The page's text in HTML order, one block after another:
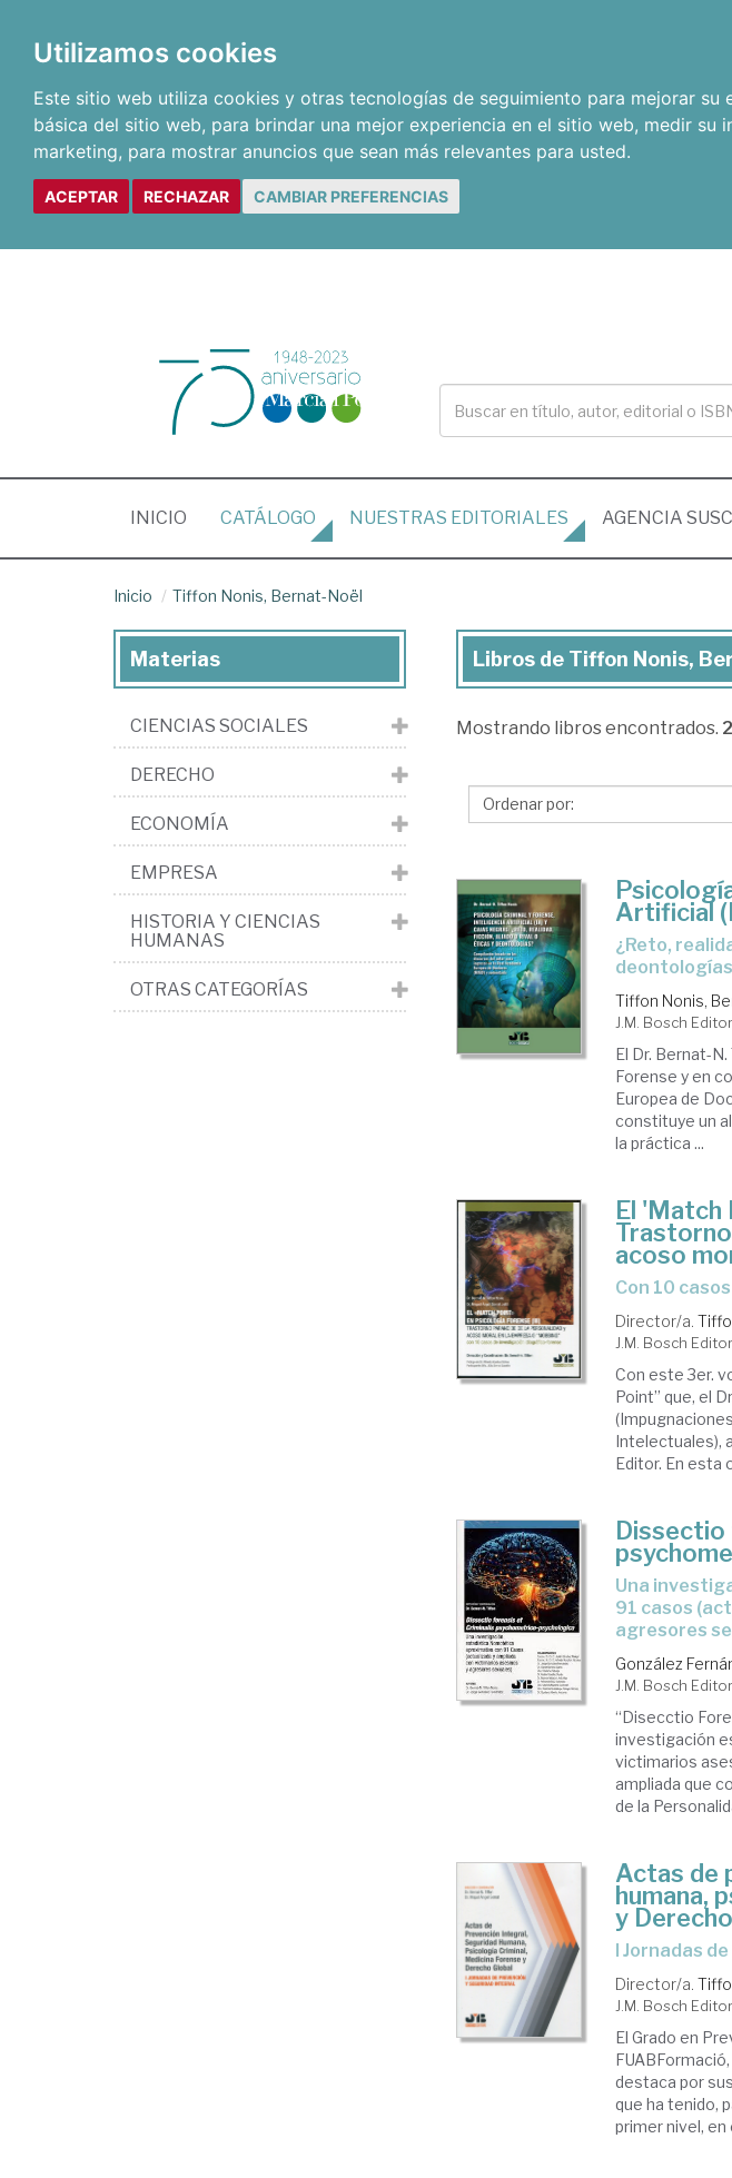
Utilizamos cookies
Este sitio web utiliza cookies y otras tecnologías de seguimiento para mejorar su
básica del sitio web, para brindar una mejor experiencia en el sitio web, medir su
marketing, para mostrar anuncios que sean más relevantes para usted.
ACEPTAR RECHAZAR CAMBIAR PREFERENCIAS
INICIO (CURRENT)
CATÁLOGO NUESTRAS EDITORIALES AGENCIA
Inicio Tiffon Nonis, Bernat-Noël
Libros
Tiffon
Bernat-
Libros de Tiffon Nonis,
Mostrando libros encontrados. 2
Artificial
¿Reto, realidad, ficción, aliado o rival o éticas y
Tiffon Nonis,
J.M. Bosch
El Dr. Bernat-
Forense y en
Europea de
constituye un
la práctica ...
El 'Match
acoso
Con 10
Director/a.
J.M. Bosch
Con este 3er.
Point” que, el
Intelectuales),
Editor. En esta
Dissectio
Una investigación estadística Nomotética aproximativa con
91 casos
agresores
González
J.M. Bosch
“Disecctio
investigación
victimarios
ampliada que
de la
Actas de
humana,
y
I Jornadas
Director/a.
J.M. Bosch
El Grado en
destaca por
que ha tenido,
primer nivel, en
Materias
CIENCIAS SOCIALES
DERECHO
ECONOMÍA
EMPRESA
HISTORIA Y CIENCIAS
HUMANAS
OTRAS CATEGORÍAS